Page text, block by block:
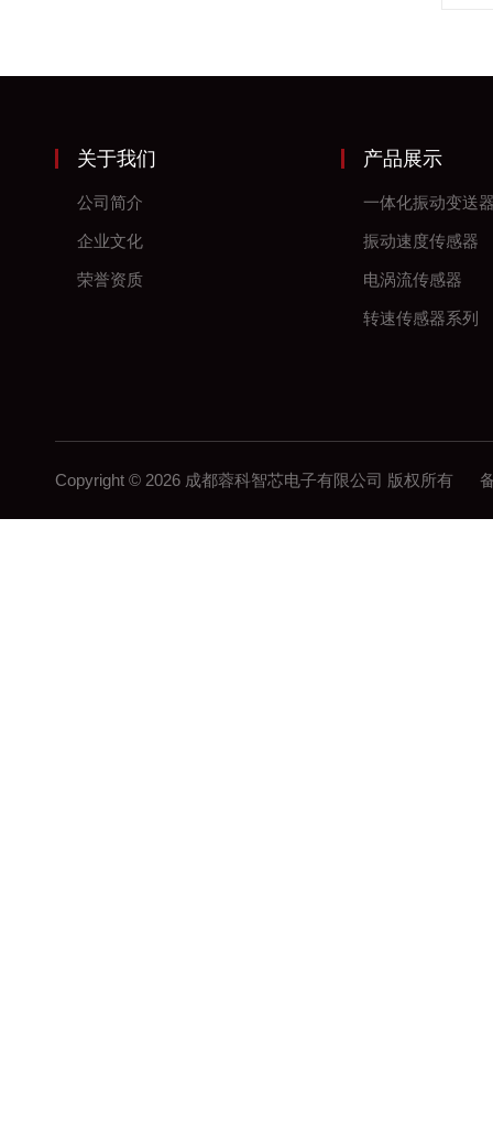
关于我们
公司简介
企业文化
荣誉资质
产品展示
一体化振动变送
振动速度传感器
电涡流传感器
转速传感器系列
Copyright © 2026 成都蓉科智芯电子有限公司 版权所有